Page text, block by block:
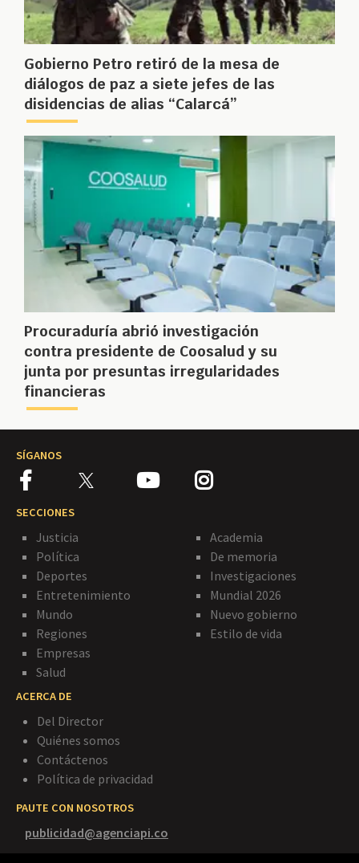
Gobierno Petro retiró de la mesa de
diálogos de paz a siete jefes de las
disidencias de alias “Calarcá”
Procuraduría abrió investigación
contra presidente de Coosalud y su
junta por presuntas irregularidades
financieras
SÍGANOS
SECCIONES
Justicia
Política
Deportes
Entretenimiento
Mundo
Regiones
Empresas
Salud
Academia
De memoria
Investigaciones
Mundial 2026
Nuevo gobierno
Estilo de vida
ACERCA DE
Del Director
Quiénes somos
Contáctenos
Política de privacidad
PAUTE CON NOSOTROS
publicidad@agenciapi.co